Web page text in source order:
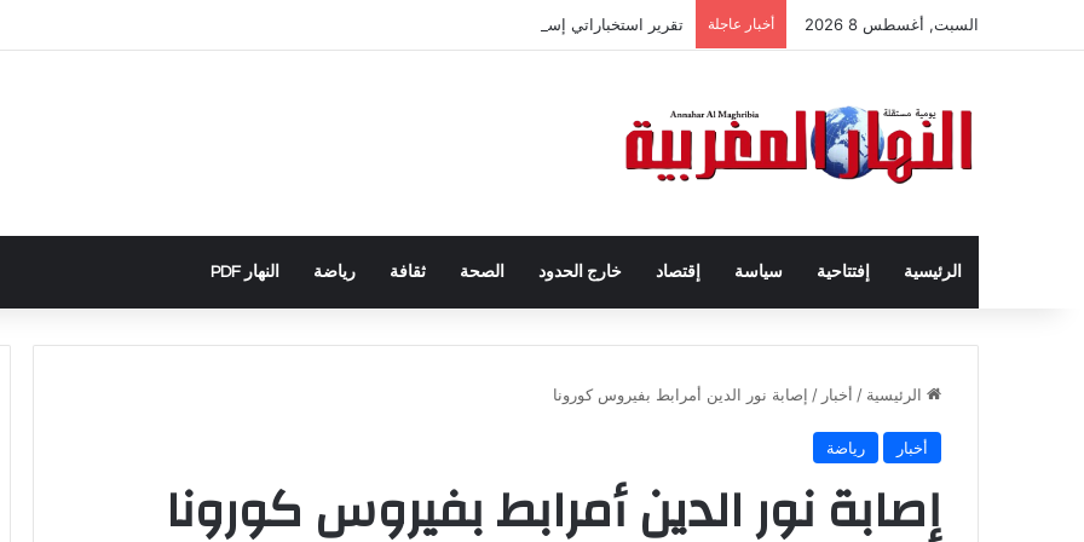
السبت, أغسطس 8 2026 أخبار عاجلة تقرير استخباراتي إسباني يكشف تورط حملة رقمية جزائرية في أحداث سبتة
الرئيسية إفتتاحية سياسة إقتصاد خارج الحدود الصحة ثقافة رياضة النهار PDF
الرئيسية / أخبار / إصابة نور الدين أمرابط بفيروس كورونا
أخبار رياضة
إصابة نور الدين أمرابط بفيروس كورونا